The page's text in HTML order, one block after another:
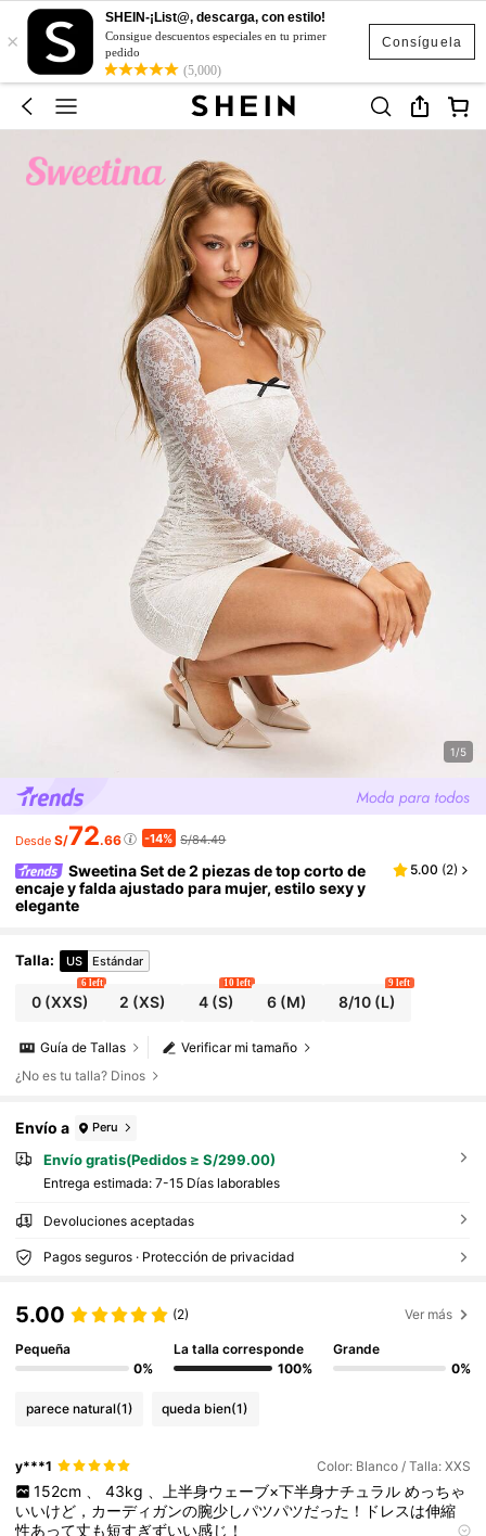
Consíguela
×
SHEIN-¡List@, descarga, con estilo!
Consigue descuentos especiales en tu primer
pedido
(5,000)
1/5
Desde S/72.66 -14% S/84.49
Sweetina Set de 2 piezas de top corto de
encaje y falda ajustado para mujer, estilo sexy y
elegante
5.00 (2)
Talla: US Estándar
0(XXS)
6 left
2 (XS) 4 (S)
10 left
6 (M) 8/10 (L)
9 left
Verificar mi tamaño
Guía de Tallas
¿No es tu talla? Dinos
Envío a Peru
Envío gratis(Pedidos ≥ S/299.00)
Entrega estimada: 7-15 Días laborables
Devoluciones aceptadas
Pagos seguros · Protección de privacidad
5.00 (2) Ver más
Pequeña
0%
La talla corresponde
100%
Grande
0%
parece natural(1) queda bien(1)
y***1 Color: Blanco / Talla: XXS
152cm 43kg 、上半身ウェーブ×下半身ナチュラル めっちゃ
いいけど，カーディガンの腕少しパツパツだった！ドレスは伸縮
性あって丈も短すぎずいい感じ！